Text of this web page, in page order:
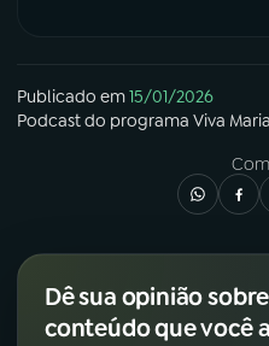
Publicado em15/01/2026
Podcastdo programa Viva Maria
Dê sua opinião
conteúdo que você